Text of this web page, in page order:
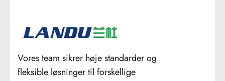
Vores team sikrer høje standarder og
fleksible løsninger til forskellige